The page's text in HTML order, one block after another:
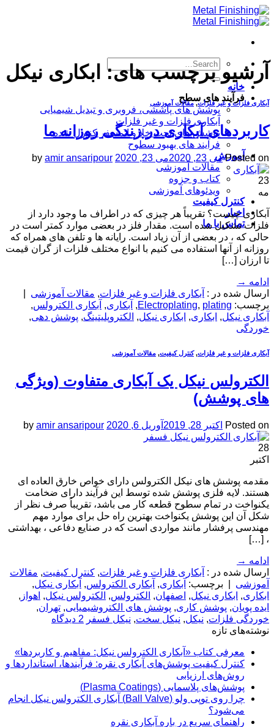
Skip
to
خانه
فرآیند های سطح
پوشش های پاششی، فروبری و تبدیل شیمیایی
آبکاری فلزات و غیر فلزات
پوشش های تحت خلا و اتمسفر کنترل شده
فرآیند های بهبود سطوح
آموزش
مقالات آموزشی
کتاب و جزوه
ویدئوهای آموزشی
کنترل کیفیت
اخبار
تماس با ما
آرشیو برچسب های: ابکاری نیکل
آبکاری فلزات و غیر فلزات,مقالات آموزشی
کاربردهای آبکاری در زندگی روزانه ما
Posted on می 23, 2020 می 23, 2020 by amir ansaripour
23
مه
آبکاری چیست؟ تقریباً هر چیزی که در اطراف ما وجود دارد از
فلزات تشکیل شده است. مقدار فلز در بعضی موارد کمتر است در
حالی که ، در بعضی از آن زیاد است. رایانه ها و تلفن های همراه که
روزانه از آنها استفاده می کنیم با انواع مختلف فلزات از گران قیمت
تا ارزان […]
ادامه →
ارسال شده در : آبکاری فلزات و غیر فلزات, مقالات آموزشی
برچسب:
Electroplating, plating
, آبکاری, آبکاری الکترولس,
آبکاری نیکل, ابکاری, ابکاری نیکل, الکتروپلیتینگ, پوشش دهی,
خوردگی
آبکاری فلزات و غیر فلزات,کنترل کیفیت, مقالات آموزشی
الکترولس نیکل یک آبکاری متفاوت (ویژگی
های پوشش)
Posted on اکتبر 28, 2019 آوریل 6, 2020 by amir ansaripour
28
اکتبر
مقدمه پوشش های نیکل الکترولس دارای خواص خارق العاده ای
هستند. لایه فلزی پوشش شده توسط این فرآیند دارای ضخامت
یکنواخت در تمام سطوح قطعه کار می باشد، تقریباً صرف نظر از
شکل آن این پوشش یکنواخت بهترین راه حل برای موارد مهم
مهندسی پرفشار مانند مواردی است که در صنایع دفاعی ، بهداشتی
، […]
ادامه →
ارسال شده در : آبکاری فلزات و غیر فلزات, کنترل کیفیت, مقالات
آموزشی
برچسب: آبکاری, آبکاری الکترولس, آبکاری نیکل,
ابکاری, ابکاری نیکل, اصفهان, الکترولس, الکترولس نیکل, اهواز ,
ایده پویان, پوشش کاری, پوشش­ های الکتروشیمیایی, تهران,
خوردگی فلزات, نیکل, نیکل سخت, نیکل فسفر 2 دیدگاه
نوشته‌های تازه
معرفی کتاب «آبکاری الکترولس نیکل: مفاهیم و کاربردها»
کنترل کیفیت پوشش‌های آبکاری نقره: فرآیندها، استانداردها و
روش‌های ارزیابی
پوشش‌های پلاسمایی (Plasma Coatings)
چرا روی توپی‌ ولو (Ball Valve) آبکاری الکترولس نیکل انجام
می‌شود؟
راهنمای سریع در باره آبکاری نقره